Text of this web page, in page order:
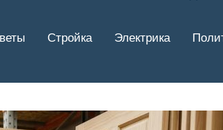
Стройка Электрика